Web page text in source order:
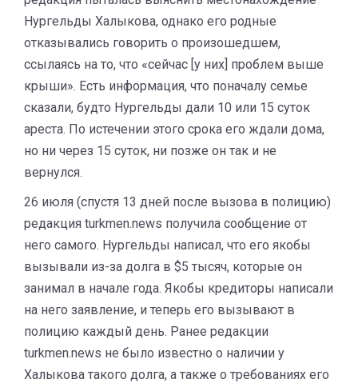
Нургельды Халыкова, однако его родные
отказывались говорить о произошедшем,
ссылаясь на то, что «сейчас [у них] проблем выше
крыши». Есть информация, что поначалу семье
сказали, будто Нургельды дали 10 или 15 суток
ареста. По истечении этого срока его ждали дома,
но ни через 15 суток, ни позже он так и не
вернулся.
26 июля (спустя 13 дней после вызова в полицию)
редакция turkmen.news получила сообщение от
него самого. Нургельды написал, что его якобы
вызывали из-за долга в $5 тысяч, которые он
занимал в начале года. Якобы кредиторы написали
на него заявление, и теперь его вызывают в
полицию каждый день. Ранее редакции
turkmen.news не было известно о наличии у
Халыкова такого долга, а также о требованиях его